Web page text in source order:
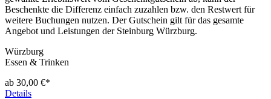
Beschenkte die Differenz einfach zuzahlen bzw. den Restwert für
weitere Buchungen nutzen. Der Gutschein gilt für das gesamte
Angebot und Leistungen der Steinburg Würzburg.
Würzburg
Essen & Trinken
ab 30,00 €*
Details